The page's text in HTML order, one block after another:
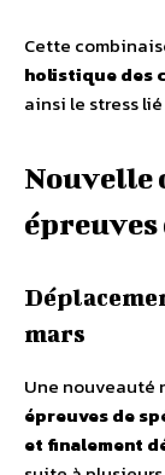
Cette
holistique des
ainsi le stress
Nouvelle
mars
Une nouveauté
épreuves de
et finalement